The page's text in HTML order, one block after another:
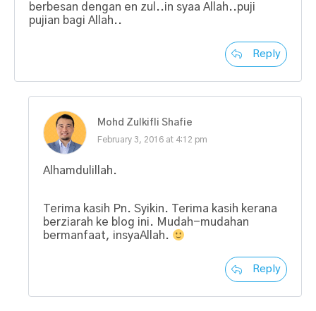
berbesan dengan en zul..in syaa Allah..puji
pujian bagi Allah..
Reply
Mohd Zulkifli Shafie
February 3, 2016 at 4:12 pm
Alhamdulillah.
Terima kasih Pn. Syikin. Terima kasih kerana
berziarah ke blog ini. Mudah-mudahan
bermanfaat, insyaAllah.
Reply